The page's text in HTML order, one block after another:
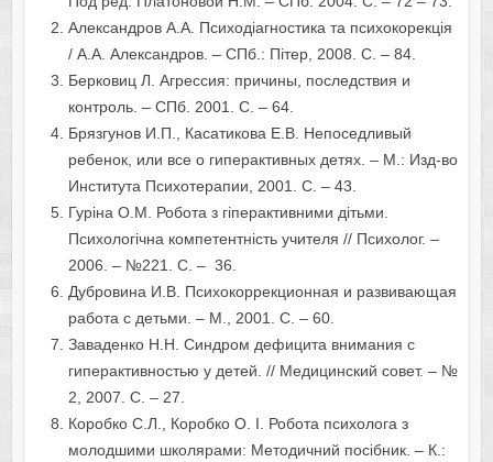
Александров А.А. Психодіагностика та психокорекція
/ А.А. Александров. – СПб.: Пітер, 2008. С. – 84.
Берковиц Л. Агрессия: причины, последствия и
контроль. – СПб. 2001. С. – 64.
Брязгунов И.П., Касатикова Е.В. Непоседливый
ребенок, или все о гиперактивных детях. – М.: Изд-во
Института Психотерапии, 2001. С. – 43.
Гуріна О.М. Робота з гіперактивними дітьми.
Психологічна компетентність учителя // Психолог. –
2006. – №221. С. – 36.
Дубровина И.В. Психокоррекционная и развивающая
работа с детьми. – М., 2001. С. – 60.
Заваденко Н.Н. Синдром дефицита внимания с
гиперактивностью у детей. // Медицинский совет. – №
2, 2007. С. – 27.
Коробко С.Л., Коробко О. I. Робота психолога з
молодшими школярами: Методичний посiбник. – К.: